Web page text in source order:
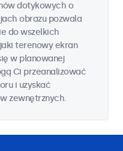
dotykowych o
obrazu pozwala
do wszelkich
terenowy ekran
w planowanej
Ci przeanalizować
i uzyskać
zewnętrznych.